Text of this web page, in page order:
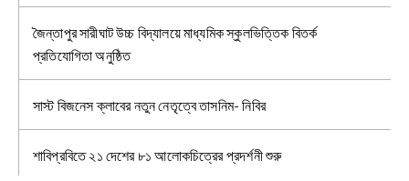
জৈন্তাপুর সারীঘাট উচ্চ বিদ্যালয়ে মাধ্যমিক স্কুলভিত্তিক বিতর্ক
প্রতিযোগিতা অনুষ্ঠিত
সাস্ট বিজনেস ক্লাবের নতুন নেতৃত্বে তাসনিম- নিবির
শাবিপ্রবিতে ২১ দেশের ৮১ আলোকচিত্রের প্রদর্শনী শুরু